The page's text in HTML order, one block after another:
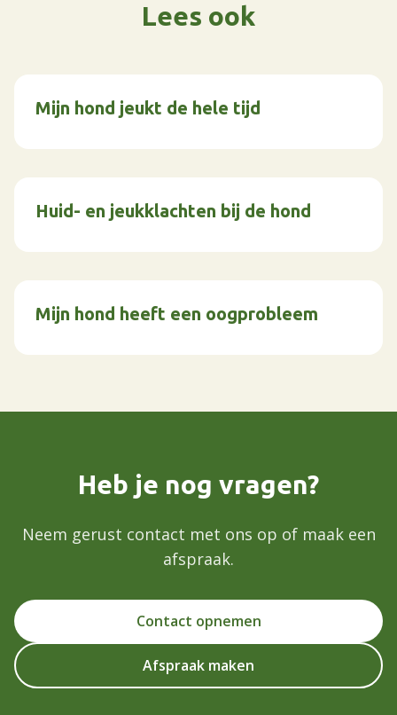
Lees ook
Mijn hond jeukt de hele tijd
Huid- en jeukklachten bij de hond
Mijn hond heeft een oogprobleem
Heb je nog vragen?
Neem gerust contact met ons op of maak een
afspraak.
Contact opnemen
Afspraak maken